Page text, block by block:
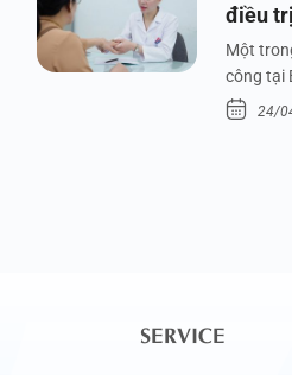
điều
Một
công tại
24/
SERVICE